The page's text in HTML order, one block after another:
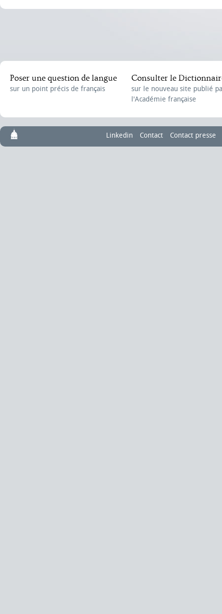
Poser une question de langue
sur un point précis de français
Consulter le
sur le nouveau site publié
l'Académie française
Linkedin Contact Contact presse